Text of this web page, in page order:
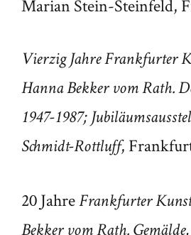
Marian Stein-Steinfeld,
Vierzig Jahre Frankfurter
Hanna Bekker vom Rath.
1947-1987;
Schmidt-Rottluff,
20 Jahre Frankfurter